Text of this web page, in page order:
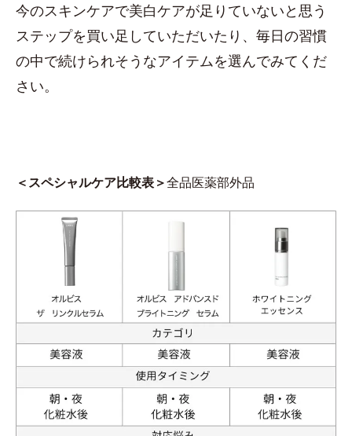
今のスキンケアで美白ケアが足りていないと思う
ステップを買い足していただいたり、毎日の習慣
の中で続けられそうなアイテムを選んでみてくだ
さい。
＜スペシャルケア比較表＞全品医薬部外品